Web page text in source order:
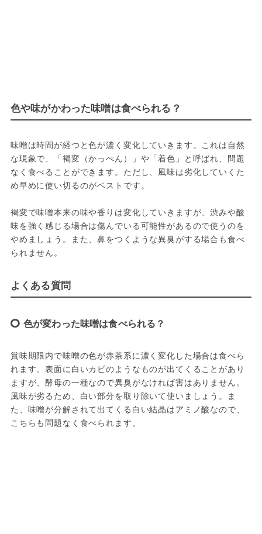
色や味がかわった味噌は食べられる？
味噌は時間が経つと色が濃く変化していきます。これは自然
な現象で、「褐変（かっぺん）」や「着色」と呼ばれ、問題
なく食べることができます。ただし、風味は劣化していくた
め早めに使い切るのがベストです。
褐変で味噌本来の味や香りは変化していきますが、渋みや酸
味を強く感じる場合は傷んでいる可能性があるので使うのを
やめましょう。また、鼻をつくような異臭がする場合も食べ
られません。
よくある質問
色が変わった味噌は食べられる？
賞味期限内で味噌の色が赤茶系に濃く変化した場合は食べら
れます。表面に白いカビのようなものが出てくることがあり
ますが、酵母の一種なので異臭がなければ害はありません。
風味が劣るため、白い部分を取り除いて使いましょう。ま
た、味噌が分解されて出てくる白い結晶はアミノ酸なので、
こちらも問題なく食べられます。